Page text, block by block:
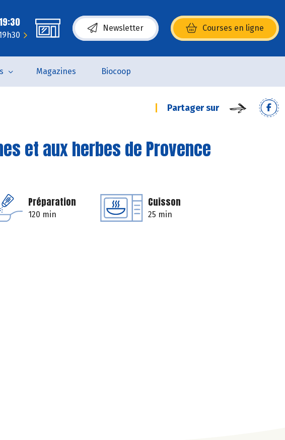
Newsletter Courses en ligne
(s’ouvre dans une nouvelle fenêtre)
Magazines Biocoop
Partager sur
et aux herbes de Provence
Préparation
120 min
Cuisson
25 min